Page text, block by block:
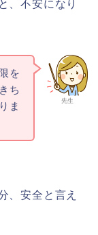
、不安になり
先生
を
ち
ま
、安全と言え